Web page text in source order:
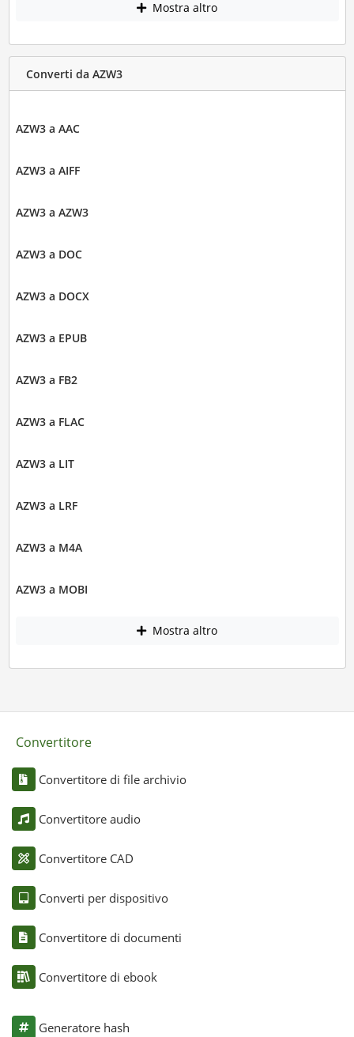
Mostra altro
Converti da AZW3
AZW3 a AAC
AZW3 a AIFF
AZW3 a AZW3
AZW3 a DOC
AZW3 a DOCX
AZW3 a EPUB
AZW3 a FB2
AZW3 a FLAC
AZW3 a LIT
AZW3 a LRF
AZW3 a M4A
AZW3 a MOBI
Mostra altro
Convertitore
Convertitore di file archivio
Convertitore audio
Convertitore CAD
Converti per dispositivo
Convertitore di documenti
Convertitore di ebook
Generatore hash